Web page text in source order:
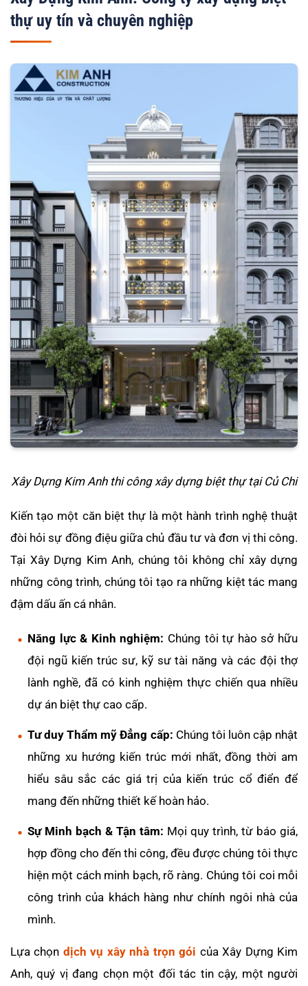
thự uy tín và chuyên nghiệp
Xây Dựng Kim Anh thi công xây dựng biệt thự tại Củ Chi
Kiến tạo một căn biệt thự là một hành trình nghệ thuật
đòi hỏi sự đồng điệu giữa chủ đầu tư và đơn vị thi công.
Tại Xây Dựng Kim Anh, chúng tôi không chỉ xây dựng
những công trình, chúng tôi tạo ra những kiệt tác mang
đậm dấu ấn cá nhân.
Năng lực & Kinh nghiệm: Chúng tôi tự hào sở hữu
đội ngũ kiến trúc sư, kỹ sư tài năng và các đội thợ
lành nghề, đã có kinh nghiệm thực chiến qua nhiều
dự án biệt thự cao cấp.
Tư duy Thẩm mỹ Đẳng cấp: Chúng tôi luôn cập nhật
những xu hướng kiến trúc mới nhất, đồng thời am
hiểu sâu sắc các giá trị của kiến trúc cổ điển để
mang đến những thiết kế hoàn hảo.
Sự Minh bạch & Tận tâm: Mọi quy trình, từ báo giá,
hợp đồng cho đến thi công, đều được chúng tôi thực
hiện một cách minh bạch, rõ ràng. Chúng tôi coi mỗi
công trình của khách hàng như chính ngôi nhà của
mình.
Lựa chọn dịch vụ xây nhà trọn gói của Xây Dựng Kim
Anh, quý vị đang chọn một đối tác tin cậy, một người